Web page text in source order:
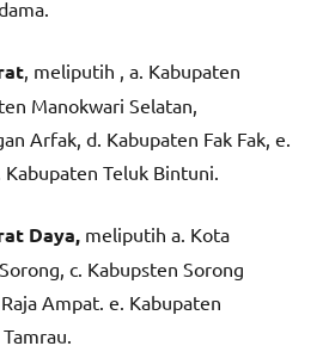
, meliputih , a. Kabupaten
Manokwari Selatan,
Arfak, d. Kabupaten Fak Fak, e.
Teluk Bintuni.
Daya, meliputih a. Kota
c. Kabupsten Sorong
Ampat. e. Kabupaten